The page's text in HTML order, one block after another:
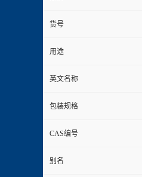
货号
用途
英文名称
包装规格
CAS编号
别名